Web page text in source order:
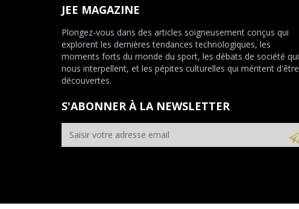
JEE MAGAZINE
Plongez-vous dans des articles soigneusement conçus qui
explorent les dernières tendances technologiques, les
moments forts du monde du sport, les débats de société qui
nous interpellent, et les pépites culturelles qui méritent d'être
découvertes.
S'ABONNER À LA NEWSLETTER